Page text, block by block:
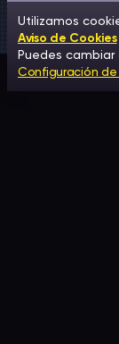
Utilizamos
Aviso de Cookies
Puedes
Configuración